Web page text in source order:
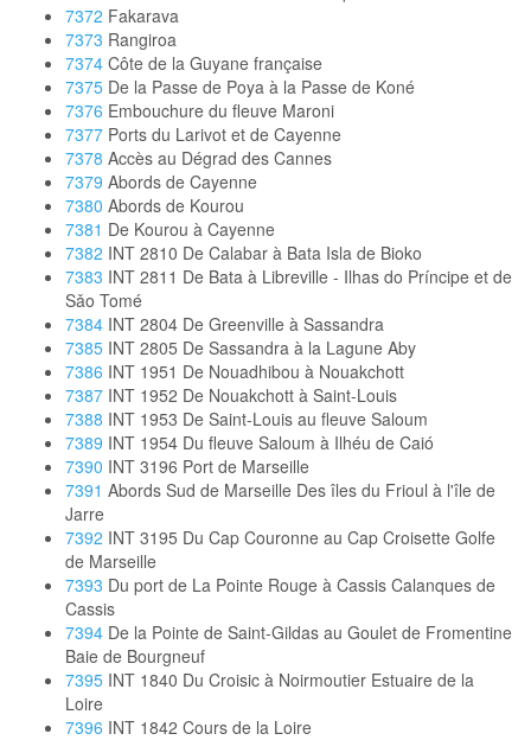
7372 Fakarava
7373 Rangiroa
7374 Côte de la Guyane française
7375 De la Passe de Poya à la Passe de Koné
7376 Embouchure du fleuve Maroni
7377 Ports du Larivot et de Cayenne
7378 Accès au Dégrad des Cannes
7379 Abords de Cayenne
7380 Abords de Kourou
7381 De Kourou à Cayenne
7382 INT 2810 De Calabar à Bata Isla de Bioko
7383 INT 2811 De Bata à Libreville - Ilhas do Príncipe et de
Sǎo Tomé
7384 INT 2804 De Greenville à Sassandra
7385 INT 2805 De Sassandra à la Lagune Aby
7386 INT 1951 De Nouadhibou à Nouakchott
7387 INT 1952 De Nouakchott à Saint-Louis
7388 INT 1953 De Saint-Louis au fleuve Saloum
7389 INT 1954 Du fleuve Saloum à Ilhéu de Caió
7390 INT 3196 Port de Marseille
7391 Abords Sud de Marseille Des îles du Frioul à l'île de
Jarre
7392 INT 3195 Du Cap Couronne au Cap Croisette Golfe
de Marseille
7393 Du port de La Pointe Rouge à Cassis Calanques de
Cassis
7394 De la Pointe de Saint-Gildas au Goulet de Fromentine
Baie de Bourgneuf
7395 INT 1840 Du Croisic à Noirmoutier Estuaire de la
Loire
7396 INT 1842 Cours de la Loire